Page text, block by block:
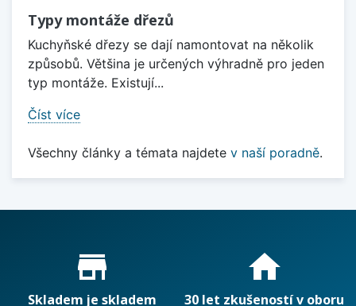
Typy montáže dřezů
Kuchyňské dřezy se dají namontovat na několik
způsobů. Většina je určených výhradně pro jeden
typ montáže. Existují...
Číst více
Všechny články a témata najdete v naší poradně.
Proč nakupovat u nás?
store_mall_directory
Skladem je skladem
home
30 let zkušeností v oboru